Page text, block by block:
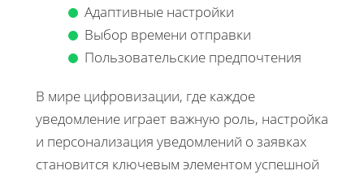
Адаптивные настройки
Выбор времени отправки
Пользовательские предпочтения
В мире цифровизации, где каждое
уведомление играет важную роль, настройка
и персонализация уведомлений о заявках
становится ключевым элементом успешной